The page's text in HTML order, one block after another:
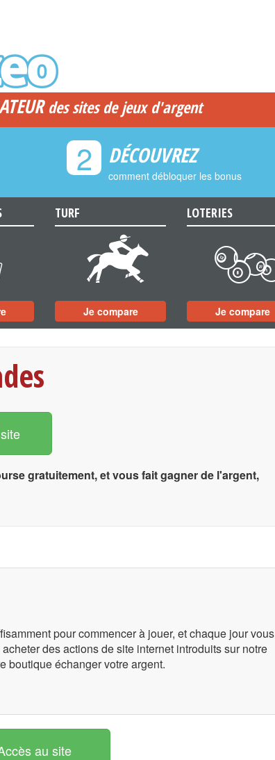
des sites de jeux d'argent
2 DÉCOUVREZ
comment débloquer les bonus
TURF
d
Je compare
LOTERIES
c
Je compare
gratuitement, et vous fait gagner de l'argent,
pour commencer à jouer, et chaque jour vous
des actions de site internet introduits sur notre
boutique échanger votre argent.
au site